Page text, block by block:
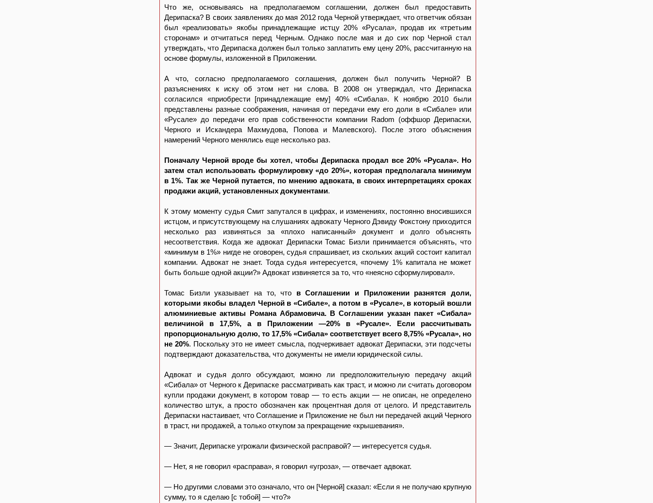
Что же, основываясь на предполагаемом соглашении, должен был предоставить
Дерипаска? В своих заявлениях до мая 2012 года Черной утверждает, что ответчик обязан
был «реализовать» якобы принадлежащие истцу 20% «Русала», продав их «третьим
сторонам» и отчитаться перед Черным. Однако после мая и до сих пор Черной стал
утверждать, что Дерипаска должен был только заплатить ему цену 20%, рассчитанную на
основе формулы, изложенной в Приложении.
А что, согласно предполагаемого соглашения, должен был получить Черной? В
разъяснениях к иску об этом нет ни слова. В 2008 он утверждал, что Дерипаска
согласился «приобрести [принадлежащие ему] 40% «Сибала». К ноябрю 2010 были
представлены разные соображения, начиная от передачи ему его доли в «Сибале» или
«Русале» до передачи его прав собственности компании Radom (оффшор Дерипаски,
Черного и Искандера Махмудова, Попова и Малевского). После этого объяснения
намерений Черного менялись еще несколько раз.
Поначалу Черной вроде бы хотел, чтобы Дерипаска продал все 20% «Русала». Но
затем стал использовать формулировку «до 20%», которая предполагала минимум
в 1%. Так же Черной путается, по мнению адвоката, в своих интерпретациях сроках
продажи акций, установленных документами.
К этому моменту судья Смит запутался в цифрах, и изменениях, постоянно вносившихся
истцом, и присутствующему на слушаниях адвокату Черного Дэвиду Фокстону приходится
несколько раз извиняться за «плохо написанный» документ и долго объяснять
несоответствия. Когда же адвокат Дерипаски Томас Бизли принимается объяснять, что
«минимум в 1%» нигде не оговорен, судья спрашивает, из скольких акций состоит капитал
компании. Адвокат не знает. Тогда судья интересуется, «почему 1% капитала не может
быть больше одной акции?» Адвокат извиняется за то, что «неясно сформулировал».
Томас Бизли указывает на то, что в Соглашении и Приложении разнятся доли,
которыми якобы владел Черной в «Сибале», а потом в «Русале», в который вошли
алюминиевые активы Романа Абрамовича. В Соглашении указан пакет «Сибала»
величиной в 17,5%, а в Приложении —20% в «Русале». Если рассчитывать
пропорциональную долю, то 17,5% «Сибала» соответствует всего 8,75% «Русала», но
не 20%. Поскольку это не имеет смысла, подчеркивает адвокат Дерипаски, эти подсчеты
подтверждают доказательства, что документы не имели юридической силы.
Адвокат и судья долго обсуждают, можно ли предположительную передачу акций
«Сибала» от Черного к Дерипаске рассматривать как траст, и можно ли считать договором
купли продажи документ, в котором товар — то есть акции — не описан, не определено
количество штук, а просто обозначен как процентная доля от целого. И представитель
Дерипаски настаивает, что Соглашение и Приложение не был ни передачей акций Черного
в траст, ни продажей, а только откупом за прекращение «крышевания».
— Значит, Дерипаске угрожали физической расправой? — интересуется судья.
— Нет, я не говорил «расправа», я говорил «угроза», — отвечает адвокат.
— Но другими словами это означало, что он [Черной] сказал: «Если я не получаю крупную
сумму, то я сделаю [с тобой] — что?»